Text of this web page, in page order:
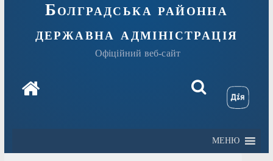
Болградська районна
державна адміністрація
Офіційний веб-сайт
МЕНЮ